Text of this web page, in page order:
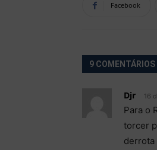
Facebook
9 COMENTÁRIOS
Djr 16
Para o
torcer
derrota